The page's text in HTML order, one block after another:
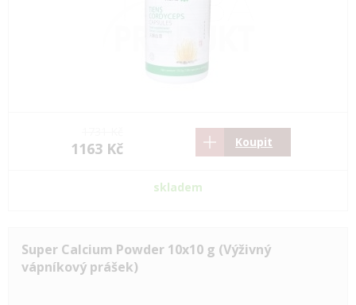
1163 Kč Koupit
skladem
Super Calcium Powder 10x10 g (Výživný
vápníkový prášek)